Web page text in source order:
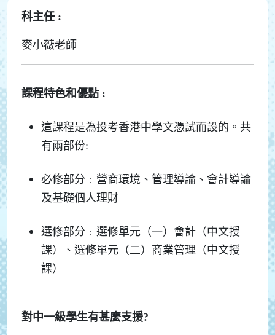
科主任 :
麥小薇老師
課程特色和優點 :
這課程是為投考香港中學文憑試而設的。共
有兩部份:
必修部分﹕營商環境、管理導論、會計導論
及基礎個人理財
選修部分﹕選修單元（一）會計（中文授
課）、選修單元（二）商業管理（中文授
課）
對中一級學生有甚麼支援?